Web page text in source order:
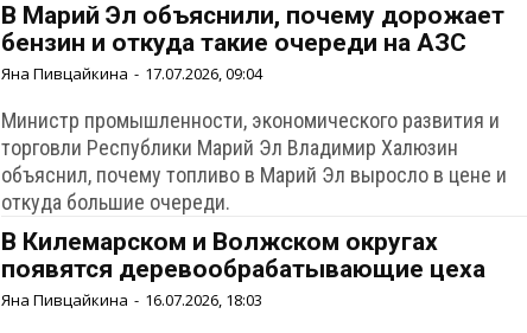
В Марий Эл объяснили, почему дорожает
бензин и откуда такие очереди на АЗС
Яна Пивцайкина - 17.07.2026, 09:04
Министр промышленности, экономического развития и
торговли Республики Марий Эл Владимир Халюзин
объяснил, почему топливо в Марий Эл выросло в цене и
откуда большие очереди.
В Килемарском и Волжском округах
появятся деревообрабатывающие цеха
Яна Пивцайкина - 16.07.2026, 18:03